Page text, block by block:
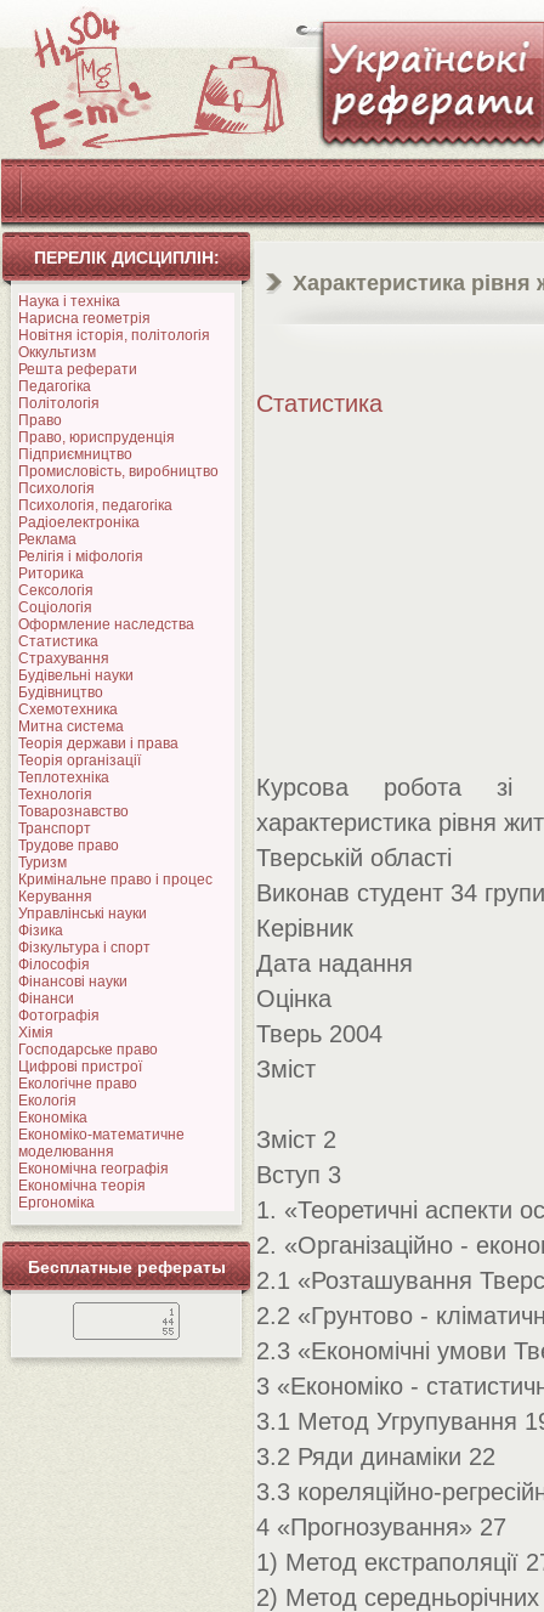
ПЕРЕЛІК ДИСЦИПЛІН:
Наука і техніка
Нарисна геометрія
Новітня історія, політологія
Оккультизм
Решта реферати
Педагогіка
Політологія
Право
Право, юриспруденція
Підприємництво
Промисловість, виробництво
Психологія
Психологія, педагогіка
Радіоелектроніка
Реклама
Релігія і міфологія
Риторика
Сексологія
Соціологія
Оформление наследства
Статистика
Страхування
Будівельні науки
Будівництво
Схемотехника
Митна система
Теорія держави і права
Теорія організації
Теплотехніка
Технологія
Товарознавство
Транспорт
Трудове право
Туризм
Кримінальне право і процес
Керування
Управлінські науки
Фізика
Фізкультура і спорт
Філософія
Фінансові науки
Фінанси
Фотографія
Хімія
Господарське право
Цифрові пристрої
Екологічне право
Екологія
Економіка
Економіко-математичне
моделювання
Економічна географія
Економічна теорія
Ергономіка
Бесплатные рефераты
Характеристика рівня
Статистика
Курсова робота зі
характеристика рівня
Тверській області
Виконав студент 34 групи
Керівник
Дата надання
Оцінка
Тверь 2004
Зміст
Зміст 2
Вступ 3
1. «Теоретичні аспекти
2. «Організаційно -
2.1 «Розташування
2.2 «Грунтово -
2.3 «Економічні умови
3 «Економіко -
3.1 Метод Угрупування
3.2 Ряди динаміки 22
3.3 кореляційно-
4 «Прогнозування» 27
1) Метод екстраполяції
2) Метод середньорічних